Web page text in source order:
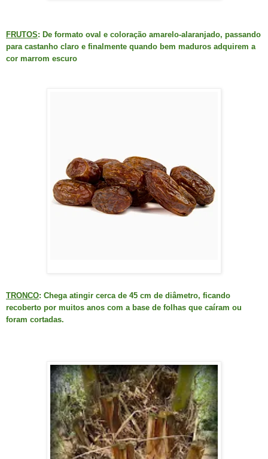
FRUTOS: De formato oval e coloração amarelo-alaranjado, passando
para castanho claro e finalmente quando bem maduros adquirem a
cor marrom escuro
TRONCO: Chega atingir cerca de 45 cm de diâmetro, ficando
recoberto por muitos anos com a base de folhas que caíram ou
foram cortadas.